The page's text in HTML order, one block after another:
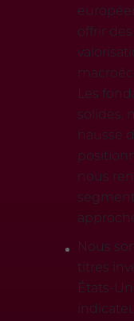
offrir
Les
solides,
hausse
nous
Nous
titres
États-